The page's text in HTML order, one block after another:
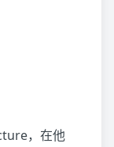
，在他